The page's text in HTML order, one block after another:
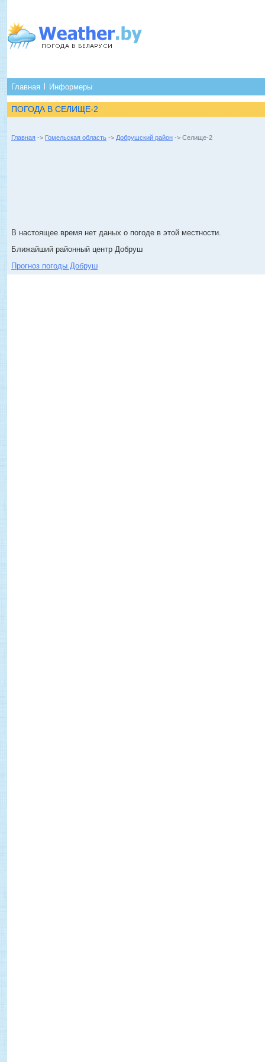
Главная Информеры
ПОГОДА В СЕЛИЩЕ-2
Главная -> Гомельская область -> Добрушский район -> Селище-2
В настоящее время нет даных о погоде в этой местности.
Ближайший районный центр Добруш
Прогноз погоды Добруш